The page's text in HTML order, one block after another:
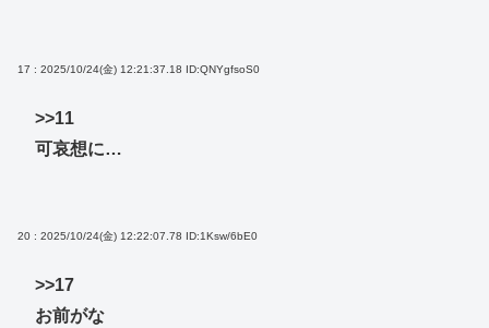
17 : 2025/10/24(金) 12:21:37.18 ID:QNYgfsoS0
>>11
可哀想に…
20 : 2025/10/24(金) 12:22:07.78 ID:1Ksw/6bE0
>>17
お前がな